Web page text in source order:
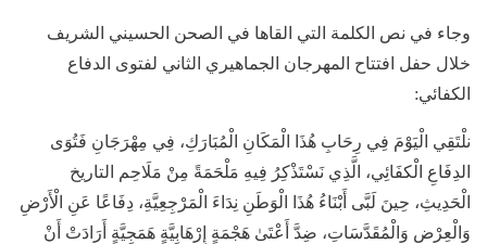
وجاء في نص الكلمة التي القاها في الصحن الحسيني الشريف
خلال حفل افتتاح المهرجان الجماهيري الثاني لفتوى الدفاع
الكفائي:
نلْتَقِي الْيَوْمَ فِي رِحَابِ هُذَا الْمَكَانِ الْمُبَارَكِ، فِي مِهْرَجَانِ فَتُوَى
الدِفَاعِ الْكفَائِي، الَّذِي نَسْتَذْكِرُ فِيهِ مَلْحَمَةً مِنْ مَلَاحِم التاريخ
الْحَدِيثِ، حِينَ لَبَّى أَبْنَاءُ هُذَا الْوَطَنِ نِدَاءَ الْمَرْجِعِيَّةِ، دِفَاعًا عَنِ الْأَرْضِ
وَالْعِرْضِ وَالْمُقَدَّسَاتِ، ضِدَّ أَعْتَىٰ هَجْمَةٍ إِرْهَابِيَّةٍ هَمَجِيَّةٍ أَرَادَتْ أَنْ